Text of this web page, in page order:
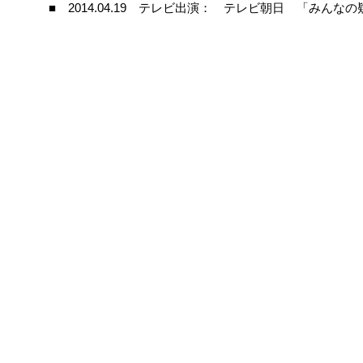
■ 2014.04.19 テレビ出演： テレビ朝日 「みんなの疑